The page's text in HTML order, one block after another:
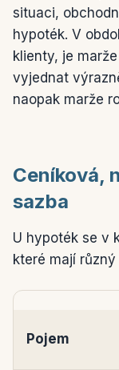
situaci,
hypoték. V
klienty, je
vyjednat
naopak marže
Ceníková,
sazba
U hypoték se v
které mají
Pojem